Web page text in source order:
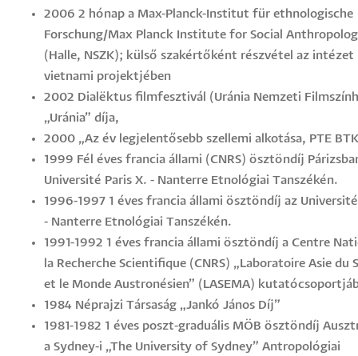
2006 2 hónap a Max-Planck-Institut für ethnologische
Forschung/Max Planck Institute for Social
(Halle, NSZK); külső szakértőként részvétel az intézet
vietnami projektjében
2002 Dialëktus filmfesztivál (Uránia Nemzeti
„Uránia” díja,
2000 „Az év legjelentősebb szellemi alkotása, PTE
1999 Fél éves francia állami (CNRS) ösztöndíj
Université Paris X. - Nanterre Etnológiai Tanszékén.
1996-1997 1 éves francia állami ösztöndíj az Université
- Nanterre Etnológiai Tanszékén.
1991-1992 1 éves francia állami ösztöndíj a Centre
la Recherche Scientifique (CNRS) „Laboratoire Asie du
et le Monde Austronésien” (LASEMA)
1984 Néprajzi Társaság „Jankó János Díj”
1981-1982 1 éves poszt-graduális MÖB ösztöndíj
a Sydney-i „The University of Sydney” Antropológiai